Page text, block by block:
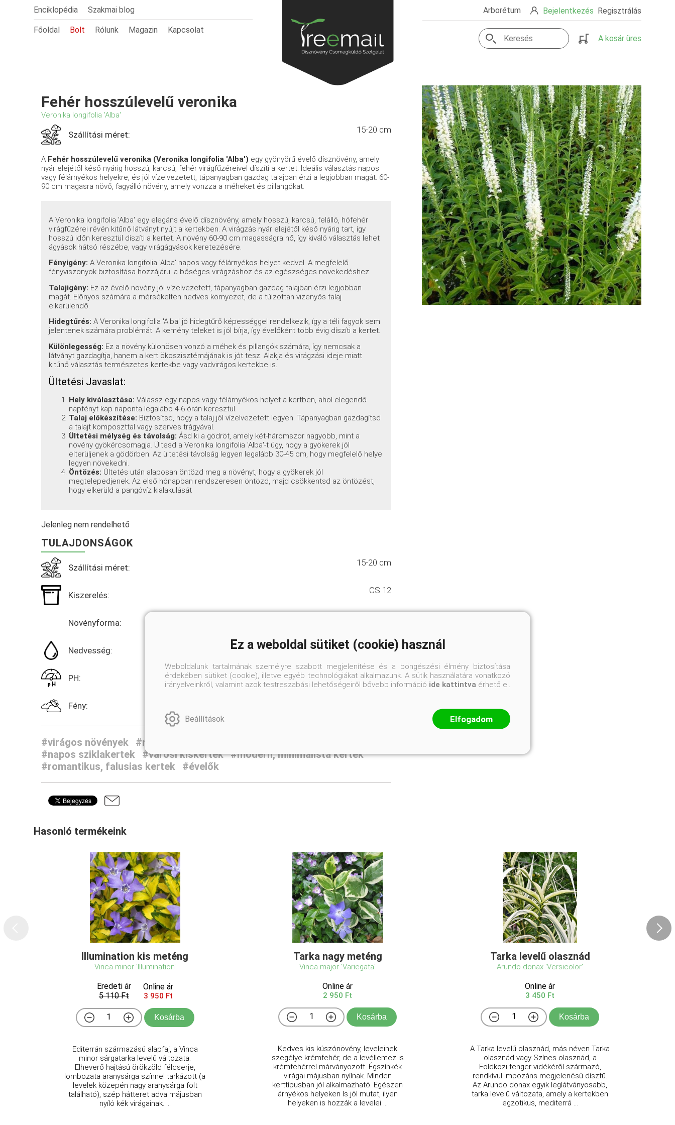
Enciklopédia Szakmai blog
Főoldal Bolt Rólunk Magazin Kapcsolat
Arborétum Bejelentkezés Regisztrálás
A kosár üres
Fehér hosszúlevelű veronika
Veronika longifolia 'Alba'
Szállítási méret: 15-20 cm
A Fehér hosszúlevelű veronika (Veronika longifolia 'Alba') egy gyönyörű évelő dísznövény, amely
nyár elejétől késő nyárig hosszú, karcsú, fehér virágfűzéreivel díszíti a kertet. Ideális választás napos
vagy félárnyékos helyekre, és jól vízelvezetett, tápanyagban gazdag talajban érzi a legjobban magát. 60-
90 cm magasra növő, fagyálló növény, amely vonzza a méheket és pillangókat.
A Veronika longifolia 'Alba' egy elegáns évelő dísznövény, amely hosszú, karcsú, felálló, hófehér
virágfűzérei révén kitűnő látványt nyújt a kertekben. A virágzás nyár elejétől késő nyárig tart, így
hosszú időn keresztül díszíti a kertet. A növény 60-90 cm magasságra nő, így kiváló választás lehet
ágyások hátsó részébe, vagy virágágyások keretezésére.
Fényigény: A Veronika longifolia 'Alba' napos vagy félárnyékos helyet kedvel. A megfelelő
fényviszonyok biztosítása hozzájárul a bőséges virágzáshoz és az egészséges növekedéshez.
Talajigény: Ez az évelő növény jól vízelvezetett, tápanyagban gazdag talajban érzi legjobban
magát. Előnyös számára a mérsékelten nedves környezet, de a túlzottan vizenyős talaj
elkerülendő.
Hidegtűrés: A Veronika longifolia 'Alba' jó hidegtűrő képességgel rendelkezik, így a téli fagyok sem
jelentenek számára problémát. A kemény teleket is jól bírja, így évelőként több évig díszíti a kertet.
Különlegesség: Ez a növény különösen vonzó a méhek és pillangók számára, így nemcsak a
látványt gazdagítja, hanem a kert ökoszisztémájának is jót tesz. Alakja és virágzási ideje miatt
kitűnő választás természetes kertekbe vagy vadvirágos kertekbe is.
Ültetési Javaslat:
Hely kiválasztása: Válassz egy napos vagy félárnyékos helyet a kertben, ahol elegendő
napfényt kap naponta legalább 4-6 órán keresztül.
Talaj előkészítése: Biztosítsd, hogy a talaj jól vízelvezetett legyen. Tápanyagban gazdagítsd
a talajt komposzttal vagy szerves trágyával.
Ültetési mélység és távolság: Ásd ki a gödröt, amely két-háromszor nagyobb, mint a
növény gyökércsomagja. Ültesd a Veronika longifolia 'Alba'-t úgy, hogy a gyökerek jól
elterüljenek a gödörben. Az ültetési távolság legyen legalább 30-45 cm, hogy megfelelő helye
legyen növekedni.
Öntözés: Ültetés után alaposan öntözd meg a növényt, hogy a gyökerek jól
megtelepedjenek. Az első hónapban rendszeresen öntözd, majd csökkentsd az öntözést,
hogy elkerüld a pangóvíz kialakulását
Jelenleg nem rendelhető
TULAJDONSÁGOK
Szállítási méret: 15-20 cm
Kiszerelés: CS 12
Növényforma:
Nedvesség: Átlagos vízigényű
PH: Jó vízáteresztő, normál kerti talaj
Fény:
#virágos növények #mediterrán növények
#napos sziklakertek
#városi kiskertek #modern, minimalista kertek
#romantikus, falusias kertek
#évelők
Hasonló termékeink
Illumination kis meténg
Vinca minor 'Illumination'
Eredeti ár
5 110 Ft
Online ár
3 950 Ft
Kosárba
Editerrán származású alapfaj, a Vinca
minor sárgatarka levelű változata.
Elheverő hajtású örökzöld félcserje,
lombozata aranysárga színnel tarkázott (a
levelek közepén nagy aranysárga folt
található), szép hátteret adva májusban
nyíló kék virágainak. ...
Tarka nagy meténg
Vinca major 'Variegata'
Online ár
2 950 Ft
Kosárba
Kedves kis kúszónövény, leveleinek
szegélye krémfehér, de a levéllemez is
krémfehérrel márványozott. Égszínkék
virágai májusban nyílnak. MInden
kerttípusban jól alkalmazható. Egészen
árnyékos helyeken ls jól mutat, ilyen
helyeken is hozzák a levelei ...
Tarka levelű olasznád
Arundo donax 'Versicolor'
Online ár
3 450 Ft
Kosárba
A Tarka levelű olasznád, más néven Tarka
olasznád vagy Színes olasznád, a
Földközi-tenger vidékéről származó,
rendkívül impozáns megjelenésű díszfű.
Az Arundo donax egyik leglátványosabb,
tarka levelű változata, amely a kertekben
egzotikus, mediterrá ...
Ez a weboldal sütiket (cookie) használ
Weboldalunk tartalmának személyre szabott megjelenítése és a böngészési élmény biztosítása
érdekében sütiket (cookie), illetve egyéb technológiákat alkalmazunk. A sütik használatára vonatkozó
irányelveinkről, valamint azok testreszabási lehetőségeiről bővebb információ ide kattintva érhető el.
Beállítások Elfogadom